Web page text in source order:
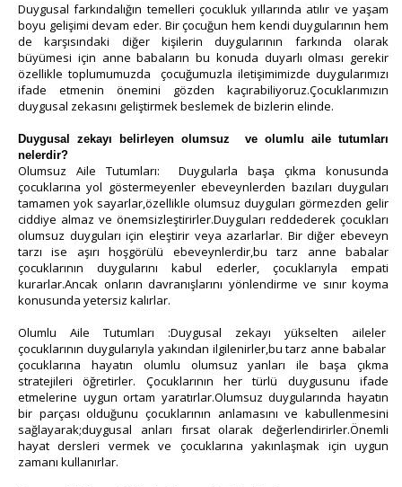
Duygusal farkındalığın temelleri çocukluk yıllarında atılır ve yaşam
boyu gelişimi devam eder. Bir çocuğun hem kendi duygularının hem
de karşısındaki diğer kişilerin duygularının farkında olarak
büyümesi için anne babaların bu konuda duyarlı olması gerekir
özellikle toplumumuzda çocuğumuzla iletişimimizde duygularımızı
ifade etmenin önemini gözden kaçırabiliyoruz.Çocuklarımızın
duygusal zekasını geliştirmek beslemek de bizlerin elinde.
Duygusal zekayı belirleyen olumsuz ve olumlu aile tutumları
nelerdir?
Olumsuz Aile Tutumları: Duygularla başa çıkma konusunda
çocuklarına yol göstermeyenler ebeveynlerden bazıları duyguları
tamamen yok sayarlar,özellikle olumsuz duyguları görmezden gelir
ciddiye almaz ve önemsizleştirirler.Duyguları reddederek çocukları
olumsuz duyguları için eleştirir veya azarlarlar. Bir diğer ebeveyn
tarzı ise aşırı hoşgörülü ebeveynlerdir,bu tarz anne babalar
çocuklarının duygularını kabul ederler, çocuklarıyla empati
kurarlar.Ancak onların davranışlarını yönlendirme ve sınır koyma
konusunda yetersiz kalırlar.
Olumlu Aile Tutumları :Duygusal zekayı yükselten aileler
çocuklarının duygularıyla yakından ilgilenirler,bu tarz anne babalar
çocuklarına hayatın olumlu olumsuz yanları ile başa çıkma
stratejileri öğretirler. Çocuklarının her türlü duygusunu ifade
etmelerine uygun ortam yaratırlar.Olumsuz duygularında hayatın
bir parçası olduğunu çocuklarının anlamasını ve kabullenmesini
sağlayarak;duygusal anları fırsat olarak değerlendirirler.Önemli
hayat dersleri vermek ve çocuklarına yakınlaşmak için uygun
zamanı kullanırlar.